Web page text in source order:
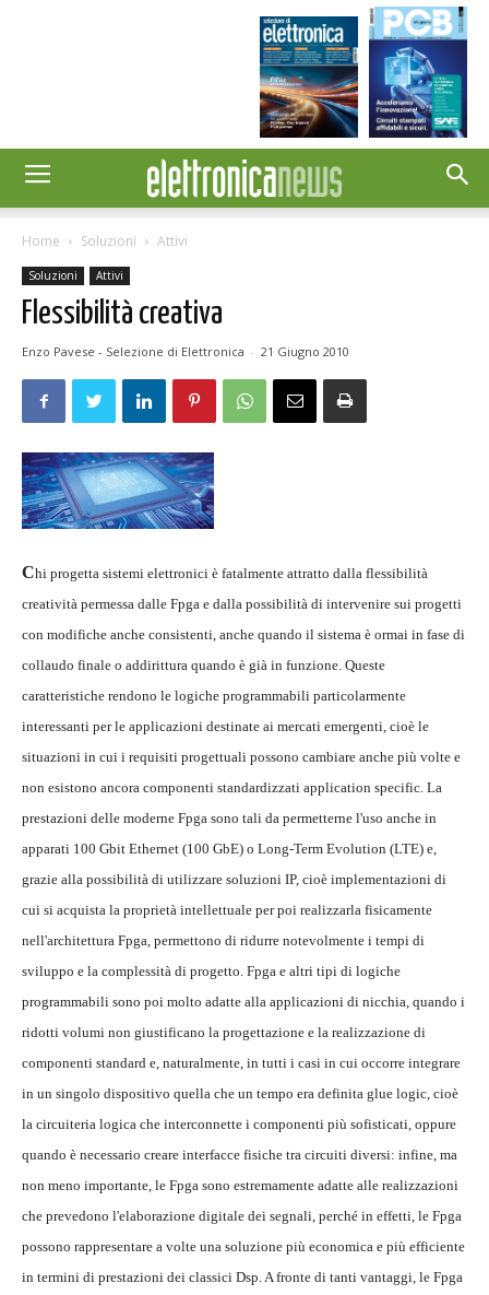
Home Soluzioni Attivi
Soluzioni Attivi
Flessibilità creativa
Enzo Pavese - Selezione di Elettronica - 21 Giugno 2010
Chi progetta sistemi elettronici è fatalmente attratto dalla flessibilità
creatività permessa dalle Fpga e dalla possibilità di intervenire sui progetti
con modifiche anche consistenti, anche quando il sistema è ormai in fase di
collaudo finale o addirittura quando è già in funzione. Queste
caratteristiche rendono le logiche programmabili particolarmente
interessanti per le applicazioni destinate ai mercati emergenti, cioè le
situazioni in cui i requisiti progettuali possono cambiare anche più volte e
non esistono ancora componenti standardizzati application specific. La
prestazioni delle moderne Fpga sono tali da permetterne l'uso anche in
apparati 100 Gbit Ethernet (100 GbE) o Long-Term Evolution (LTE) e,
grazie alla possibilità di utilizzare soluzioni IP, cioè implementazioni di
cui si acquista la proprietà intellettuale per poi realizzarla fisicamente
nell'architettura Fpga, permettono di ridurre notevolmente i tempi di
sviluppo e la complessità di progetto. Fpga e altri tipi di logiche
programmabili sono poi molto adatte alla applicazioni di nicchia, quando i
ridotti volumi non giustificano la progettazione e la realizzazione di
componenti standard e, naturalmente, in tutti i casi in cui occorre integrare
in un singolo dispositivo quella che un tempo era definita glue logic, cioè
la circuiteria logica che interconnette i componenti più sofisticati, oppure
quando è necessario creare interfacce fisiche tra circuiti diversi: infine, ma
non meno importante, le Fpga sono estremamente adatte alle realizzazioni
che prevedono l'elaborazione digitale dei segnali, perché in effetti, le Fpga
possono rappresentare a volte una soluzione più economica e più efficiente
in termini di prestazioni dei classici Dsp. A fronte di tanti vantaggi, le Fpga